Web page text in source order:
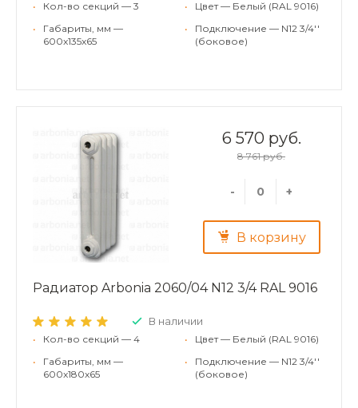
•
Кол-во секций — 3
•
Габариты, мм —
600x135x65
•
Цвет — Белый (RAL 9016)
•
Подключение — N12 3/4''
(боковое)
6 570 руб.
8 761 руб.
- +
В корзину
Радиатор Arbonia 2060/04 N12 3/4 RAL 9016
В наличии
•
Кол-во секций — 4
•
Габариты, мм —
600x180x65
•
Цвет — Белый (RAL 9016)
•
Подключение — N12 3/4''
(боковое)